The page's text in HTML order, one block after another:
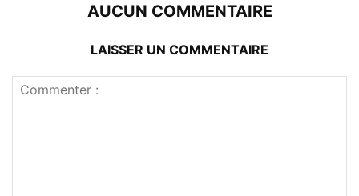
AUCUN COMMENTAIRE
LAISSER UN COMMENTAIRE